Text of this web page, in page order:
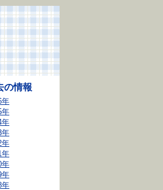
の情報
年
年
年
年
年
年
年
年
年